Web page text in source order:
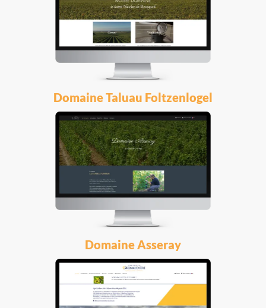
Domaine Taluau Foltzenlogel
Domaine Asseray